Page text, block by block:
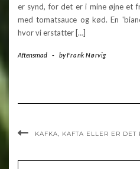
er synd, for det er i mine øjne et
med tomatsauce og kød. En
hvor vi erstatter […]
Aftensmad - byFrank Nørvig
KAFKA, KAFTA ELLER ER DET